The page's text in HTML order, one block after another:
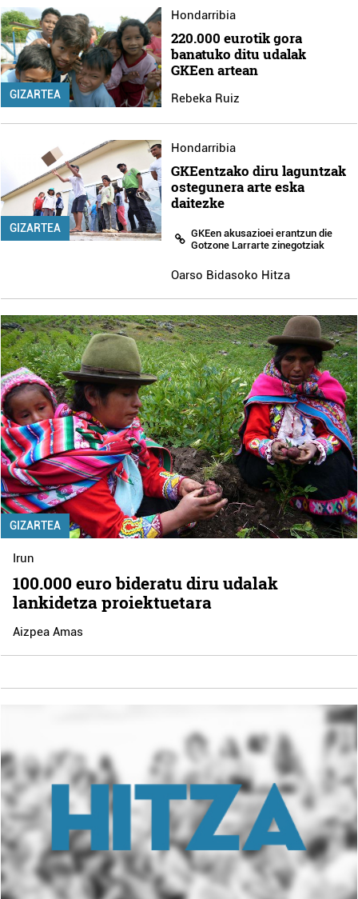
GIZARTEA
Hondarribia
220.000 eurotik gora
banatuko ditu udalak
GKEen artean
Rebeka Ruiz
GIZARTEA
Hondarribia
GKEentzako diru laguntzak
ostegunera arte eska
daitezke
GKEen akusazioei erantzun die
Gotzone Larrarte zinegotziak
Oarso Bidasoko Hitza
GIZARTEA
Irun
100.000 euro bideratu diru udalak
lankidetza proiektuetara
Aizpea Amas